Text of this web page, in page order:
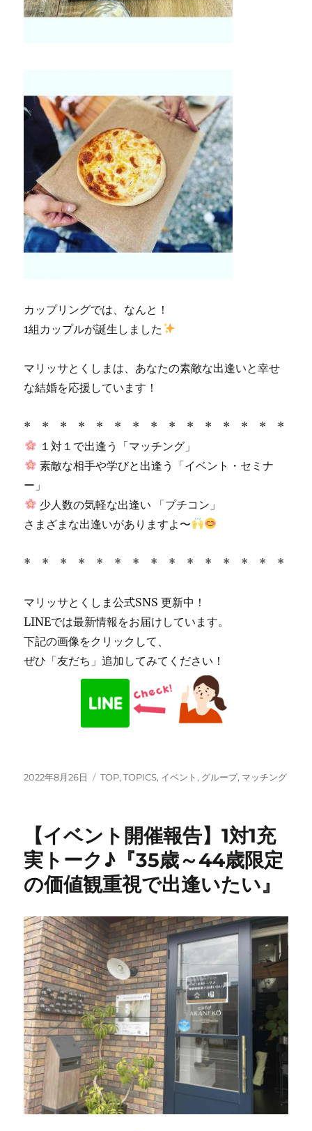
カップリングでは、なんと！
1組カップルが誕生しました
マリッサとくしまは、あなたの素敵な出逢いと幸せ
な結婚を応援しています！
* * * * * * * * * * * * * * *
１対１で出逢う「マッチング」
素敵な相手や学びと出逢う「イベント・セミナ
ー」
少人数の気軽な出逢い 「プチコン」
さまざまな出逢いがありますよ〜
* * * * * * * * * * * * * * *
マリッサとくしま公式SNS 更新中！
LINEでは最新情報をお届けしています。
下記の画像をクリックして、
ぜひ「友だち」追加してみてください！
投
2022年8月26日
カ
ー
TOP,TOPICS, イベント , グループ, マッチング
【イベント開催報告】1対1充
実トーク♪『35歳～44歳限定
の価値観重視で出逢いたい』